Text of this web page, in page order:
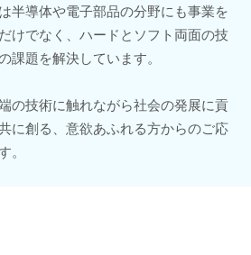
半導体や電子部品の分野にも事業を
けでなく、ハードとソフト両面の技
課題を解決しています。
の技術に触れながら社会の発展に貢
に創る、意欲あふれる方からのご応
。